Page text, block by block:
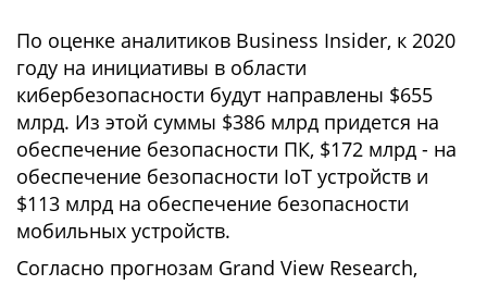
По оценке аналитиков Business Insider, к 2020
году на инициативы в области
кибербезопасности будут направлены $655
млрд. Из этой суммы $386 млрд придется на
обеспечение безопасности ПК, $172 млрд - на
обеспечение безопасности IoT устройств и
$113 млрд на обеспечение безопасности
мобильных устройств.
Согласно прогнозам Grand View Research,